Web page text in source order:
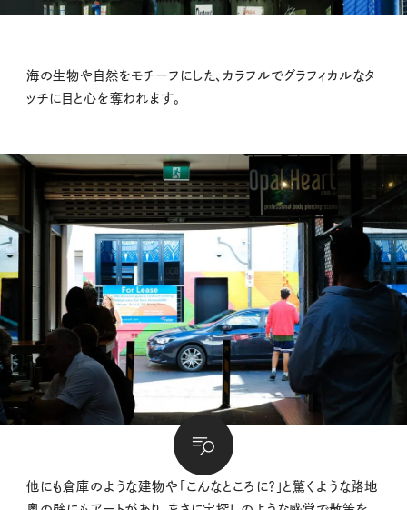
海の生物や自然をモチーフにした、カラフルでグラフィカルなタ
ッチに目と心を奪われます。
他にも倉庫のような建物や「こんなところに？」と驚くような路地